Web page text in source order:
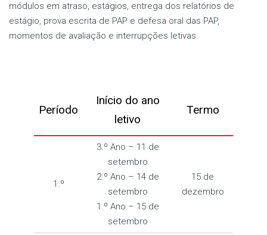
módulos em atraso, estágios, entrega dos relatórios de
estágio, prova escrita de PAP e defesa oral das PAP,
momentos de avaliação e interrupções letivas.
Período
Início do ano
letivo
Termo
1.º
3.º Ano – 11 de
setembro
2.º Ano – 14 de
setembro
1.º Ano – 15 de
setembro
15 de
dezembro